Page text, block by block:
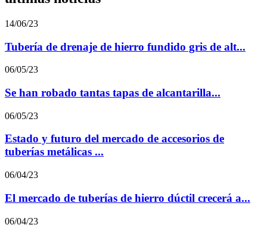
14/06/23
Tubería de drenaje de hierro fundido gris de alt...
06/05/23
Se han robado tantas tapas de alcantarilla...
06/05/23
Estado y futuro del mercado de accesorios de
tuberías metálicas ...
06/04/23
El mercado de tuberías de hierro dúctil crecerá a...
06/04/23